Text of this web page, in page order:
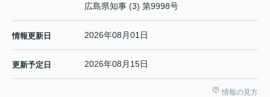
広島県知事 (3) 第9998号
情報更新日 2026年08月01日
更新予定日 2026年08月15日
情報の見方